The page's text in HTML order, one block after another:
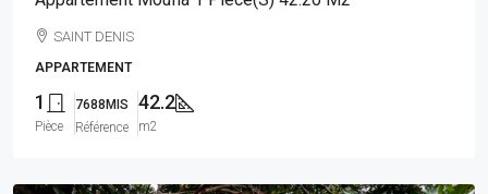
SAINT DENIS
APPARTEMENT
1
Pièce
7688MIS
Référence
42.2
m2